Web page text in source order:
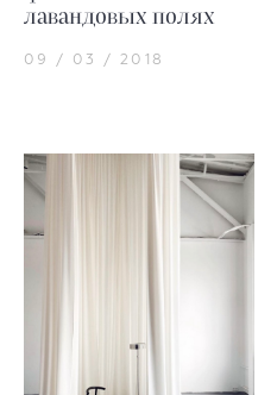
лавандовых полях
09 / 03 / 2018